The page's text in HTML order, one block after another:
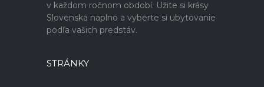
v každom ročnom období. Užite si krásy
Slovenska naplno a vyberte si ubytovanie
podľa vašich predstáv.
STRÁNKY